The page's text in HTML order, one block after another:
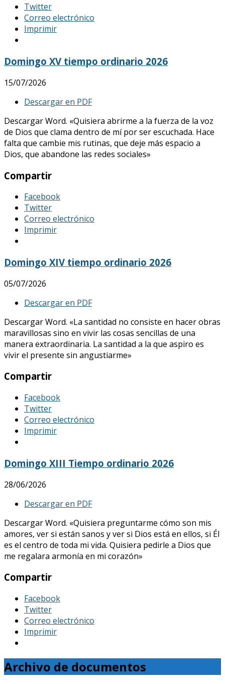
Twitter
Correo electrónico
Imprimir
Domingo XV tiempo ordinario 2026
15/07/2026
Descargar en PDF
Descargar Word. «Quisiera abrirme a la fuerza de la voz
de Dios que clama dentro de mí por ser escuchada. Hace
falta que cambie mis rutinas, que deje más espacio a
Dios, que abandone las redes sociales»
Compartir
Facebook
Twitter
Correo electrónico
Imprimir
Domingo XIV tiempo ordinario 2026
05/07/2026
Descargar en PDF
Descargar Word. «La santidad no consiste en hacer obras
maravillosas sino en vivir las cosas sencillas de una
manera extraordinaria. La santidad a la que aspiro es
vivir el presente sin angustiarme»
Compartir
Facebook
Twitter
Correo electrónico
Imprimir
Domingo XIII Tiempo ordinario 2026
28/06/2026
Descargar en PDF
Descargar Word. «Quisiera preguntarme cómo son mis
amores, ver si están sanos y ver si Dios está en ellos, si Él
es el centro de toda mi vida. Quisiera pedirle a Dios que
me regalara armonía en mi corazón»
Compartir
Facebook
Twitter
Correo electrónico
Imprimir
Archivo de documentos